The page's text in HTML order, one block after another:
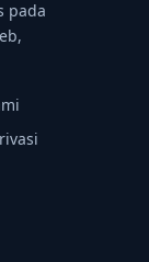
pada